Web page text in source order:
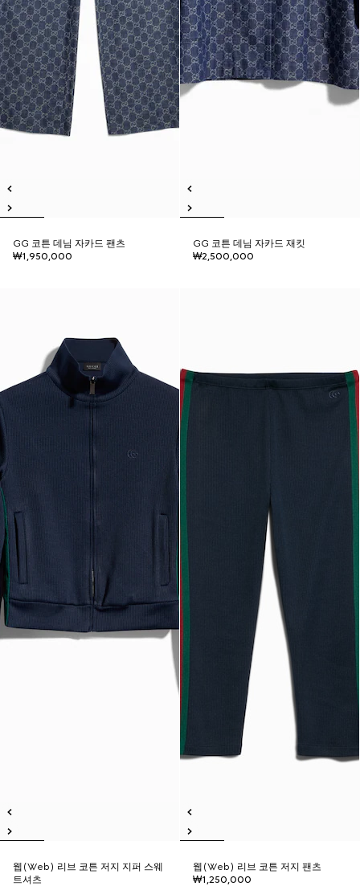
GG 코튼 데님 자카드 팬츠
₩1,950,000
GG 코튼 데님 자카드 재킷
₩2,500,000
웹(Web) 리브 코튼 저지 지퍼 스웨
트셔츠
웹(Web) 리브 코튼 저지 팬츠
₩1,250,000